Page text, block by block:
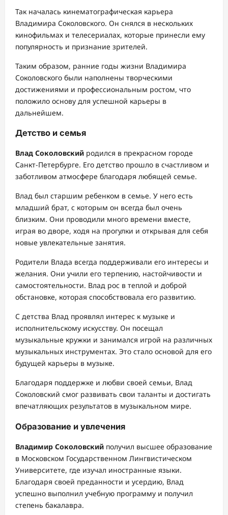
Так началась кинематографическая карьера
Владимира Соколовского. Он снялся в нескольких
кинофильмах и телесериалах, которые принесли ему
популярность и признание зрителей.
Таким образом, ранние годы жизни Владимира
Соколовского были наполнены творческими
достижениями и профессиональным ростом, что
положило основу для успешной карьеры в
дальнейшем.
Детство и семья
Влад Соколовский родился в прекрасном городе
Санкт-Петербурге. Его детство прошло в счастливом и
заботливом атмосфере благодаря любящей семье.
Влад был старшим ребенком в семье. У него есть
младший брат, с которым он всегда был очень
близким. Они проводили много времени вместе,
играя во дворе, ходя на прогулки и открывая для себя
новые увлекательные занятия.
Родители Влада всегда поддерживали его интересы и
желания. Они учили его терпению, настойчивости и
самостоятельности. Влад рос в теплой и доброй
обстановке, которая способствовала его развитию.
С детства Влад проявлял интерес к музыке и
исполнительскому искусству. Он посещал
музыкальные кружки и занимался игрой на различных
музыкальных инструментах. Это стало основой для его
будущей карьеры в музыке.
Благодаря поддержке и любви своей семьи, Влад
Соколовский смог развивать свои таланты и достигать
впечатляющих результатов в музыкальном мире.
Образование и увлечения
Владимир Соколовский получил высшее образование
в Московском Государственном Лингвистическом
Университете, где изучал иностранные языки.
Благодаря своей преданности и усердию, Влад
успешно выполнил учебную программу и получил
степень бакалавра.